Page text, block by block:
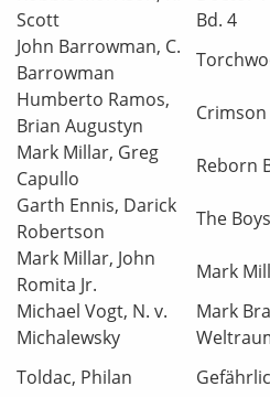
Scott
Bd. 4
John Barrowman, C.
Barrowman
Humberto Ramos,
Brian Augustyn
Crimson
Mark Millar, Greg
Capullo
Reborn
Garth Ennis, Darick
Robertson
The
Mark Millar, John
Romita Jr.
Mark
Michael Vogt, N. v.
Michalewsky
Mark
Toldac, Philan